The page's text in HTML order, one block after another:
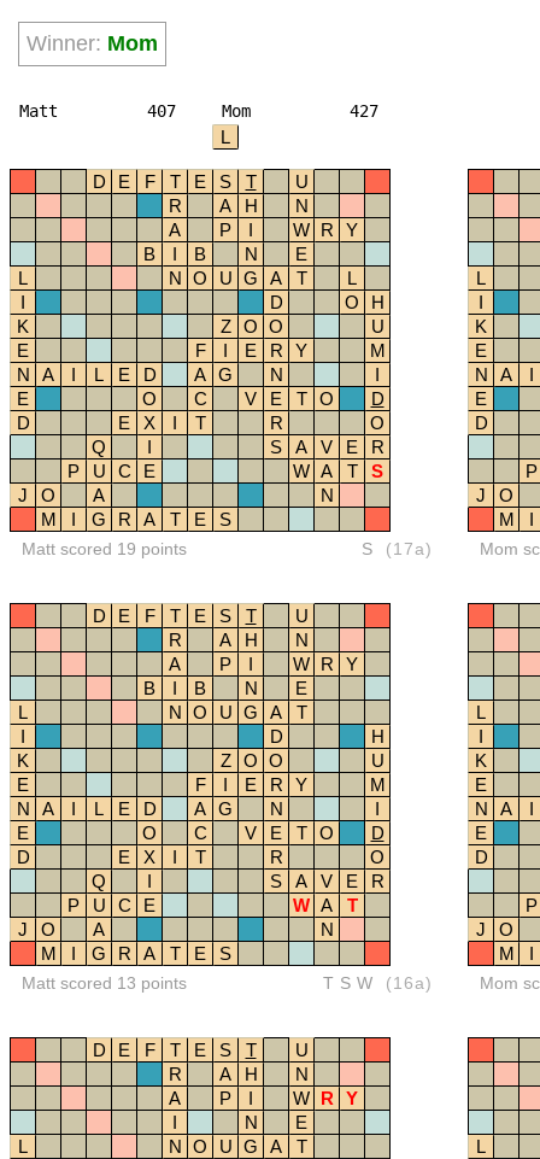
Winner: Mom
Matt 407 Mom 427
L
D E F T E S T
U
R
A H
N
A
P I W R
Y
B
I B N
E
L
N O U G A T
L
I
D O
H
K
Z O O
U
E
F I E R Y
M
N
A I L E D A G N
I
E
O C V E T O
D
D
E X I T R
O
Q
I S A V E
R
P
U C E W A T
S
J
O A
N
M
I G R A T E S
Matt scored 19 points S (17a)
L
I
K
E
N
A
I
E
D
P
J
O
M
I
Mom
D E F T E S T
U
R
A H
N
A
P I W R
Y
B
I B N
E
L
N O U G A
T
I
D
H
K
Z O O
U
E
F I E R Y
M
N
A I L E D A G N
I
E
O C V E T O
D
D
E X I T R
O
Q
I S A V E
R
P
U C E W A
T
J
O A
N
M
I G R A T E S
Matt scored 13 points TSW (16a)
L
I
K
E
N
A
I
E
D
P
J
O
M
I
Mom
D E F T E S T
U
R
A H
N
A
P I W R
Y
I
N
E
L
N O U G A
T
L